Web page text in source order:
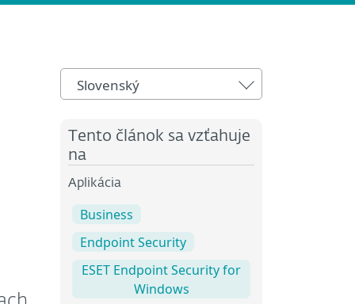
Slovenský
Tento článok sa vzťahuje
na
Aplikácia
Business
Endpoint Security
ESET Endpoint Security for
Windows